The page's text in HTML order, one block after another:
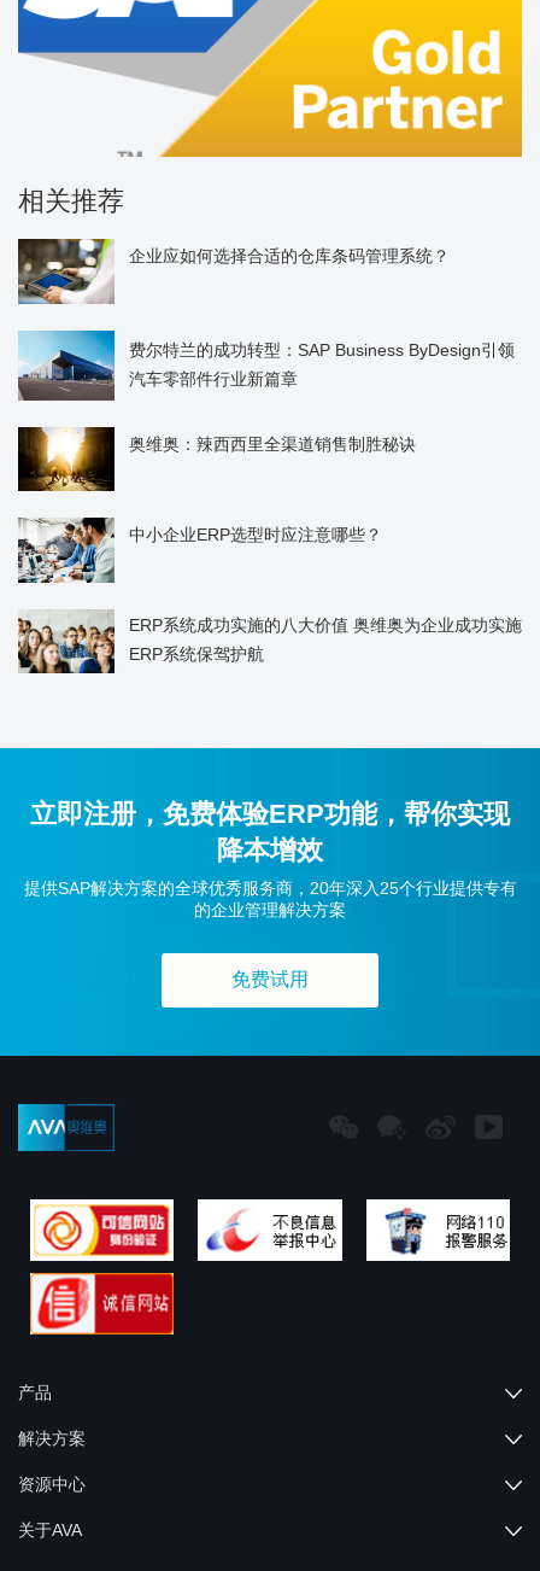
相关推荐
企业应如何选择合适的仓库条码管理系统？
费尔特兰的成功转型：SAP Business ByDesign引领
汽车零部件行业新篇章
奥维奥：辣西西里全渠道销售制胜秘诀
中小企业ERP选型时应注意哪些？
ERP系统成功实施的八大价值 奥维奥为企业成功实施
ERP系统保驾护航
立即注册，免费体验ERP功能，帮你实现
降本增效
提供SAP解决方案的全球优秀服务商，20年深入25个行业提供专有
的企业管理解决方案
免费试用
产品
解决方案
资源中心
关于AVA